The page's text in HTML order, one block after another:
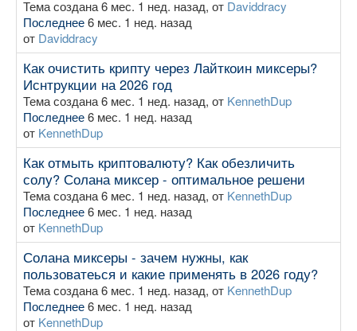
Тема создана 6 мес. 1 нед. назад, от Daviddracy
Последнее6 мес. 1 нед. назад
от Daviddracy
Как очистить крипту через Лайткоин миксеры?
Иснтрукции на 2026 год
Тема создана 6 мес. 1 нед. назад, от KennethDup
Последнее6 мес. 1 нед. назад
от KennethDup
Как отмыть криптовалюту? Как обезличить
солу? Солана миксер - оптимальное решени
Тема создана 6 мес. 1 нед. назад, от KennethDup
Последнее6 мес. 1 нед. назад
от KennethDup
Солана миксеры - зачем нужны, как
пользоватеься и какие применять в 2026 году?
Тема создана 6 мес. 1 нед. назад, от KennethDup
Последнее6 мес. 1 нед. назад
от KennethDup